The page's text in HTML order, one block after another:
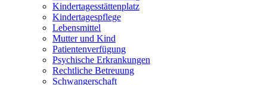
Kindertagesstättenplatz
Kindertagespflege
Lebensmittel
Mutter und Kind
Patientenverfügung
Psychische Erkrankungen
Rechtliche Betreuung
Schwangerschaft